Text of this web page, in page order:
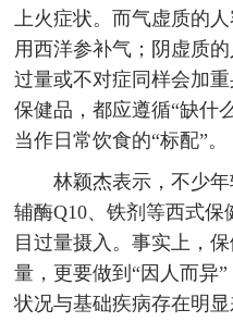
上火症状。而气虚质的
用西洋参补气；阴虚质
过量或不对症同样会加
保健品，都应遵循“缺什
当作日常饮食的“标配”。
林颖杰表示，不少年
辅酶Q10、铁剂等西式保
目过量摄入。事实上，
量，更要做到“因人而异
状况与基础疾病存在明